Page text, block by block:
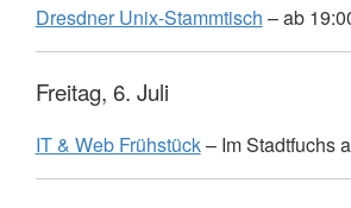
Dresdner Unix-Stammtisch – ab
Freitag, 6. Juli
IT & Web Frühstück– Im Stadtfuchs